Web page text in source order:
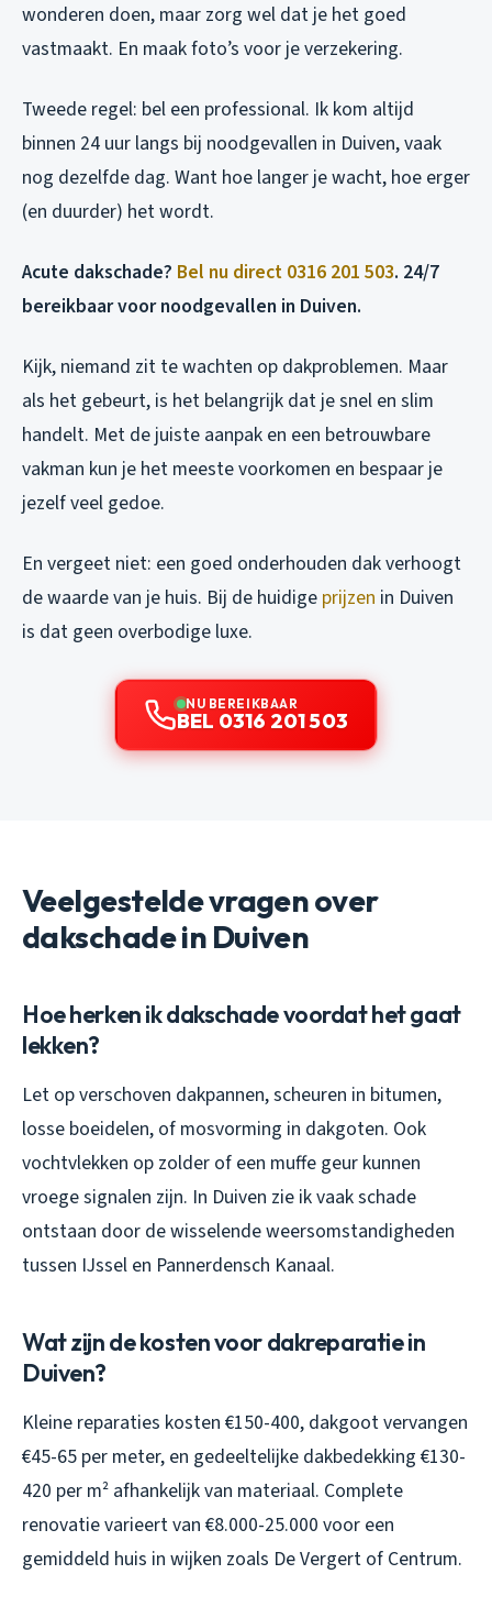
wonderen doen, maar zorg wel dat je het goed
vastmaakt. En maak foto’s voor je verzekering.
Tweede regel: bel een professional. Ik kom altijd
binnen 24 uur langs bij noodgevallen in Duiven, vaak
nog dezelfde dag. Want hoe langer je wacht, hoe erger
(en duurder) het wordt.
Acute dakschade? Bel nu direct 0316 201 503. 24/7
bereikbaar voor noodgevallen in Duiven.
Kijk, niemand zit te wachten op dakproblemen. Maar
als het gebeurt, is het belangrijk dat je snel en slim
handelt. Met de juiste aanpak en een betrouwbare
vakman kun je het meeste voorkomen en bespaar je
jezelf veel gedoe.
En vergeet niet: een goed onderhouden dak verhoogt
de waarde van je huis. Bij de huidige prijzen in Duiven
is dat geen overbodige luxe.
NU BEREIKBAAR
BEL 0316 201 503
Veelgestelde vragen over
dakschade in Duiven
Hoe herken ik dakschade voordat het gaat
lekken?
Let op verschoven dakpannen, scheuren in bitumen,
losse boeidelen, of mosvorming in dakgoten. Ook
vochtvlekken op zolder of een muffe geur kunnen
vroege signalen zijn. In Duiven zie ik vaak schade
ontstaan door de wisselende weersomstandigheden
tussen IJssel en Pannerdensch Kanaal.
Wat zijn de kosten voor dakreparatie in
Duiven?
Kleine reparaties kosten €150-400, dakgoot vervangen
€45-65 per meter, en gedeeltelijke dakbedekking €130-
420 per m² afhankelijk van materiaal. Complete
renovatie varieert van €8.000-25.000 voor een
gemiddeld huis in wijken zoals De Vergert of Centrum.